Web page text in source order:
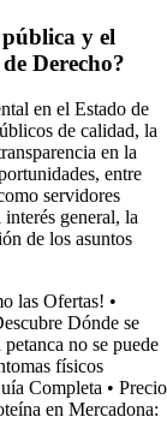
y el
Derecho?
en el Estado de
de calidad, la
en la
entre
servidores
general, la
de los asuntos
las Ofertas! •
Dónde se
no se puede
físicos
Completa • Precio
en Mercadona: